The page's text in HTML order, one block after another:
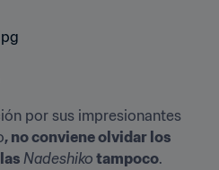
por sus impresionantes
, no conviene olvidar los
Nadeshiko tampoco.